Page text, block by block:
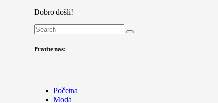
Dobro došli!
Pratite nas:
Početna
Moda